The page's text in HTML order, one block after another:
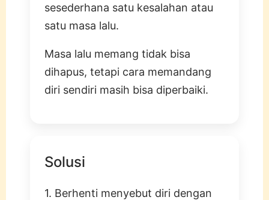
sesederhana satu kesalahan atau
satu masa lalu.
Masa lalu memang tidak bisa
dihapus, tetapi cara memandang
diri sendiri masih bisa diperbaiki.
Solusi
1. Berhenti menyebut diri dengan